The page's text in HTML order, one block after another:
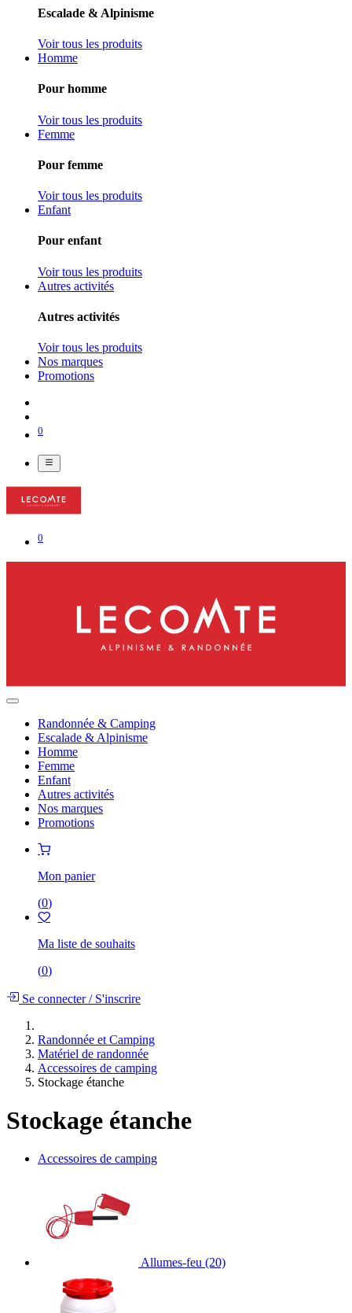
Escalade & Alpinisme
Voir tous les produits
Homme
Pour homme
Voir tous les produits
Femme
Pour femme
Voir tous les produits
Enfant
Pour enfant
Voir tous les produits
Autres activités
Autres activités
Voir tous les produits
Nos marques
Promotions
0
0
Randonnée & Camping
Escalade & Alpinisme
Homme
Femme
Enfant
Autres activités
Nos marques
Promotions
Mon panier
(0)
Ma liste de souhaits
(0)
Se connecter/S'inscrire
Randonnée et Camping
Matériel de randonnée
Accessoires de camping
Stockage étanche
Stockage étanche
Accessoires de camping
Allumes-feu (20)